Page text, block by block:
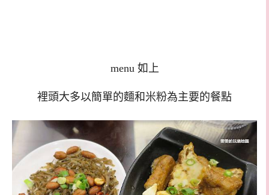
menu 如上
裡頭大多以簡單的麵和米粉為主要的餐點